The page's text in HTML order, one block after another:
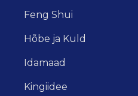
Feng Shui
Hõbe ja Kuld
Idamaad
Kingiidee